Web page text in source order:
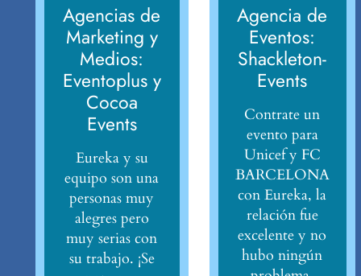
Agencias de
Marketing y
Medios:
Eventoplus y
Cocoa
Events
Eureka y su
equipo son una
personas muy
alegres pero
muy serias con
su trabajo. ¡Se
Agencia de
Eventos:
Shackleton-
Events
Contrate un
evento para
Unicef y FC
BARCELONA
con Eureka, la
relación fue
excelente y no
hubo ningún